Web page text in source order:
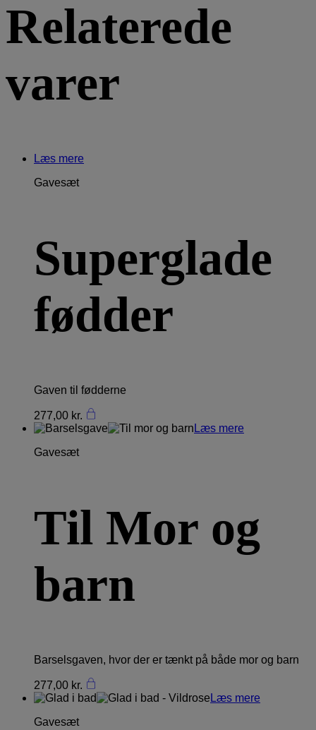
Relaterede
varer
Læs mere
Gavesæt
Superglade
fødder
Gaven til fødderne
277,00 kr.
Læs mere
Gavesæt
Til Mor og
barn
Barselsgaven, hvor der er tænkt på både mor og barn
277,00 kr.
Læs mere
Gavesæt